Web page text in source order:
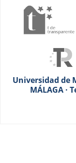
Universidad de
MÁLAGA ·